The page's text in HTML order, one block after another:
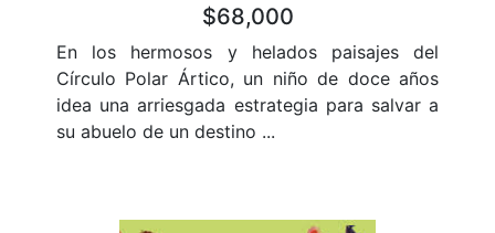
$68,000
En los hermosos y helados paisajes del
Círculo Polar Ártico, un niño de doce años
idea una arriesgada estrategia para salvar a
su abuelo de un destino ...